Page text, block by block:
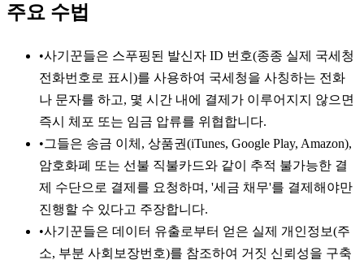
주요 수법
•사기꾼들은 스푸핑된 발신자 ID 번호(종종 실제 국세청
전화번호로 표시)를 사용하여 국세청을 사칭하는 전화
나 문자를 하고, 몇 시간 내에 결제가 이루어지지 않으면
즉시 체포 또는 임금 압류를 위협합니다.
•그들은 송금 이체, 상품권(iTunes, Google Play, Amazon),
암호화폐 또는 선불 직불카드와 같이 추적 불가능한 결
제 수단으로 결제를 요청하며, '세금 채무'를 결제해야만
진행할 수 있다고 주장합니다.
•사기꾼들은 데이터 유출로부터 얻은 실제 개인정보(주
소, 부분 사회보장번호)를 참조하여 거짓 신뢰성을 구축